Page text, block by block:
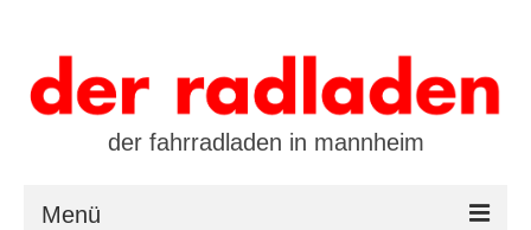
der fahrradladen in mannheim
Menü